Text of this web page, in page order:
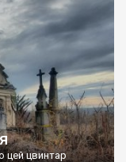
цей цвинтар